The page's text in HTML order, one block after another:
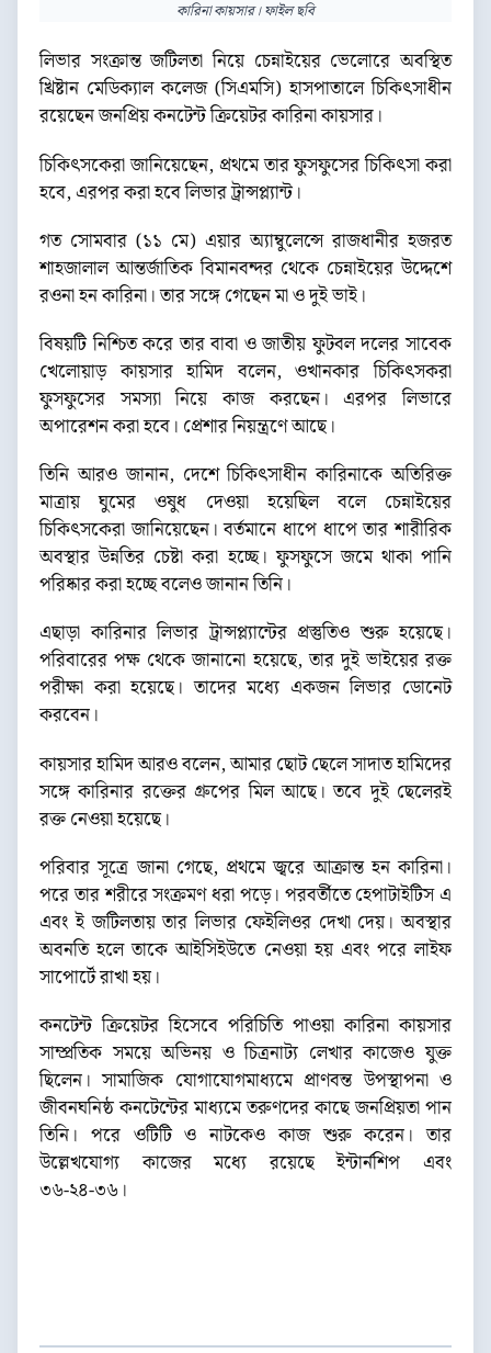
কারিনা কায়সার। ফাইল ছবি
লিভার সংক্রান্ত জটিলতা নিয়ে চেন্নাইয়ের ভেলোরে অবস্থিত
খ্রিষ্টান মেডিক্যাল কলেজ (সিএমসি) হাসপাতালে চিকিৎসাধীন
রয়েছেন জনপ্রিয় কনটেন্ট ক্রিয়েটর কারিনা কায়সার।
চিকিৎসকেরা জানিয়েছেন, প্রথমে তার ফুসফুসের চিকিৎসা করা
হবে, এরপর করা হবে লিভার ট্রান্সপ্ল্যান্ট।
গত সোমবার (১১ মে) এয়ার অ্যাম্বুলেন্সে রাজধানীর হজরত
শাহজালাল আন্তর্জাতিক বিমানবন্দর থেকে চেন্নাইয়ের উদ্দেশে
রওনা হন কারিনা। তার সঙ্গে গেছেন মা ও দুই ভাই।
বিষয়টি নিশ্চিত করে তার বাবা ও জাতীয় ফুটবল দলের সাবেক
খেলোয়াড় কায়সার হামিদ বলেন, ওখানকার চিকিৎসকরা
ফুসফুসের সমস্যা নিয়ে কাজ করছেন। এরপর লিভারে
অপারেশন করা হবে। প্রেশার নিয়ন্ত্রণে আছে।
তিনি আরও জানান, দেশে চিকিৎসাধীন কারিনাকে অতিরিক্ত
মাত্রায় ঘুমের ওষুধ দেওয়া হয়েছিল বলে চেন্নাইয়ের
চিকিৎসকেরা জানিয়েছেন। বর্তমানে ধাপে ধাপে তার শারীরিক
অবস্থার উন্নতির চেষ্টা করা হচ্ছে। ফুসফুসে জমে থাকা পানি
পরিষ্কার করা হচ্ছে বলেও জানান তিনি।
এছাড়া কারিনার লিভার ট্রান্সপ্ল্যান্টের প্রস্তুতিও শুরু হয়েছে।
পরিবারের পক্ষ থেকে জানানো হয়েছে, তার দুই ভাইয়ের রক্ত
পরীক্ষা করা হয়েছে। তাদের মধ্যে একজন লিভার ডোনেট
করবেন।
কায়সার হামিদ আরও বলেন, আমার ছোট ছেলে সাদাত হামিদের
সঙ্গে কারিনার রক্তের গ্রুপের মিল আছে। তবে দুই ছেলেরই
রক্ত নেওয়া হয়েছে।
পরিবার সূত্রে জানা গেছে, প্রথমে জ্বরে আক্রান্ত হন কারিনা।
পরে তার শরীরে সংক্রমণ ধরা পড়ে। পরবর্তীতে হেপাটাইটিস এ
এবং ই জটিলতায় তার লিভার ফেইলিওর দেখা দেয়। অবস্থার
অবনতি হলে তাকে আইসিইউতে নেওয়া হয় এবং পরে লাইফ
সাপোর্টে রাখা হয়।
কনটেন্ট ক্রিয়েটর হিসেবে পরিচিতি পাওয়া কারিনা কায়সার
সাম্প্রতিক সময়ে অভিনয় ও চিত্রনাট্য লেখার কাজেও যুক্ত
ছিলেন। সামাজিক যোগাযোগমাধ্যমে প্রাণবন্ত উপস্থাপনা ও
জীবনঘনিষ্ঠ কনটেন্টের মাধ্যমে তরুণদের কাছে জনপ্রিয়তা পান
তিনি। পরে ওটিটি ও নাটকেও কাজ শুরু করেন। তার
উল্লেখযোগ্য কাজের মধ্যে রয়েছে ইন্টার্নশিপ এবং
৩৬-২৪-৩৬।